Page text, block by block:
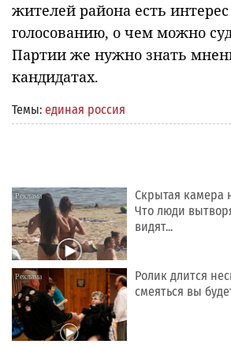
жителей района есть
голосованию, о чем можно
Партии же нужно знать
кандидатах.
Темы: единая россия
Скрытая камера
Что люди
видят...
Ролик длится
смеяться вы